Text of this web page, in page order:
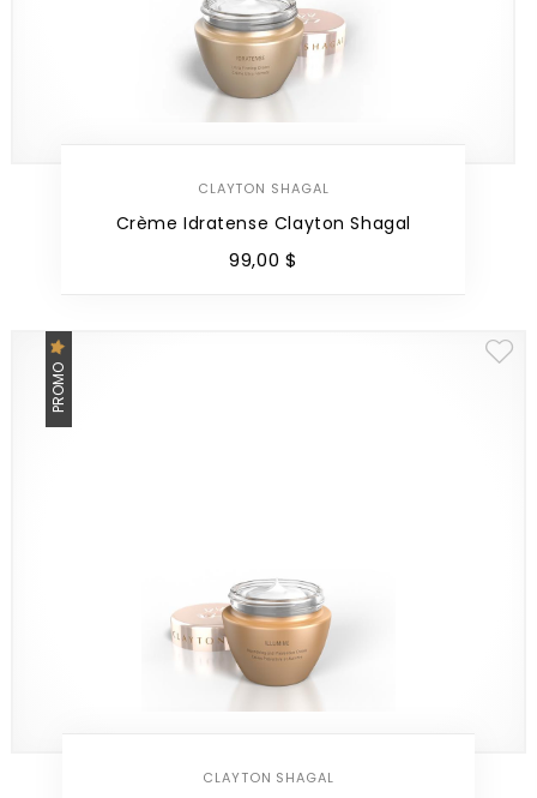
CLAYTON SHAGAL
Crème Idratense Clayton Shagal
99,00 $
PROMO
CLAYTON SHAGAL